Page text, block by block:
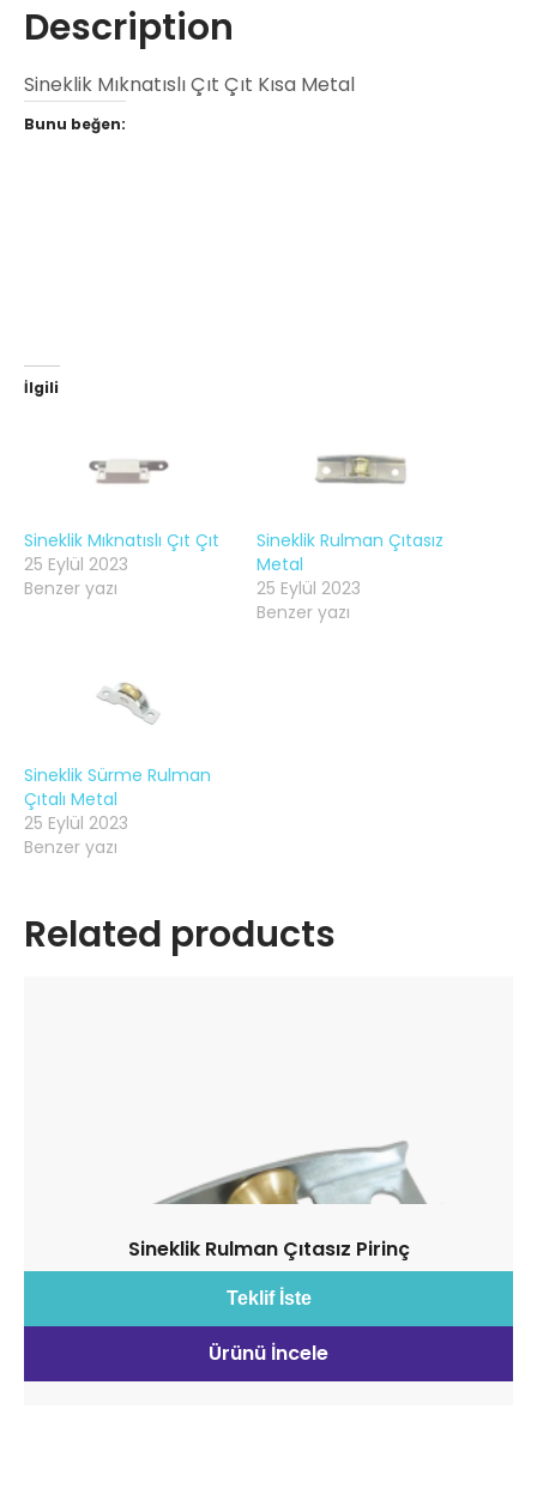
Description
Sineklik Mıknatıslı Çıt Çıt Kısa Metal
Bunu beğen:
İlgili
Sineklik Mıknatıslı Çıt Çıt
25 Eylül 2023
Benzer yazı
Sineklik Rulman Çıtasız
Metal
25 Eylül 2023
Benzer yazı
Sineklik Sürme Rulman
Çıtalı Metal
25 Eylül 2023
Benzer yazı
Related products
Sineklik Rulman Çıtasız Pirinç
Teklif İste
Ürünü İncele